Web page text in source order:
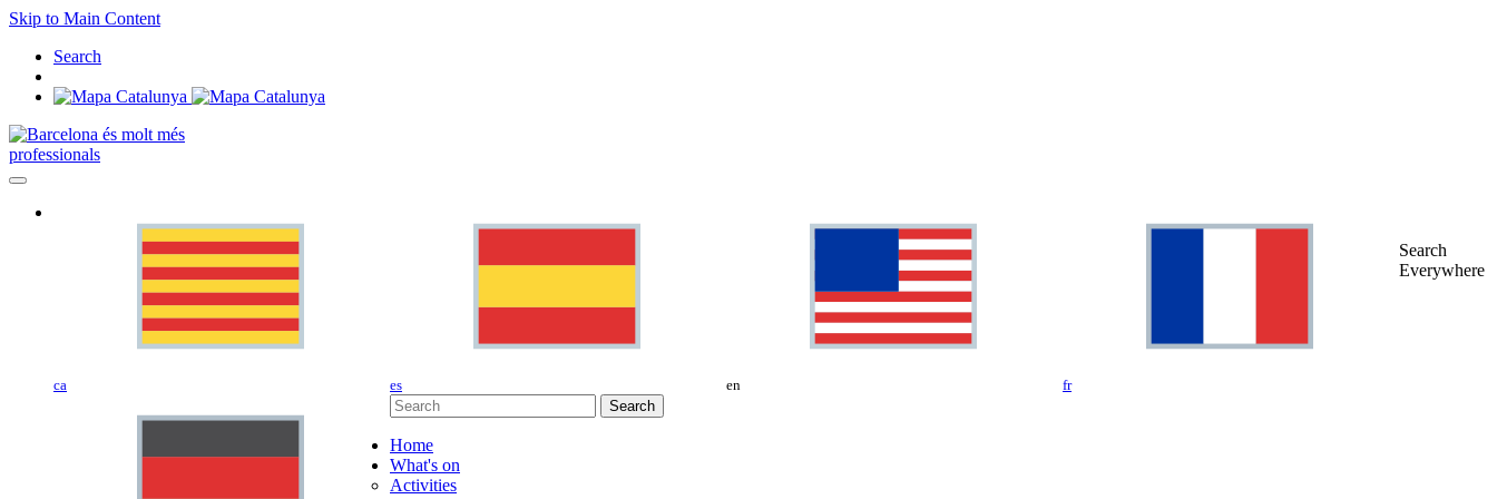
Skip to Main Content
Search
professionals
ca es en fr
Search
Everywhere
Search
Home
What's on
Activities